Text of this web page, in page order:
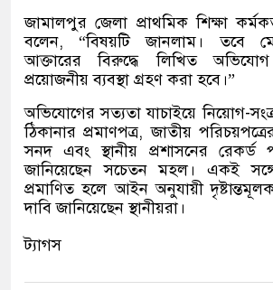
জামালপুর জেলা প্রাথমিক শিক্ষা
বলেন, “বিষয়টি জানলাম। তবে
আক্তারের বিরুদ্ধে লিখিত
প্রয়োজনীয় ব্যবস্থা গ্রহণ করা হবে।”
অভিযোগের সত্যতা যাচাইয়ে নিয়োগ-
ঠিকানার প্রমাণপত্র, জাতীয়
সনদ এবং স্থানীয় প্রশাসনের রেকর্ড
জানিয়েছেন সচেতন মহল। একই
প্রমাণিত হলে আইন অনুযায়ী দৃষ্টান্তমূলক
দাবি জানিয়েছেন স্থানীয়রা।
ট্যাগস